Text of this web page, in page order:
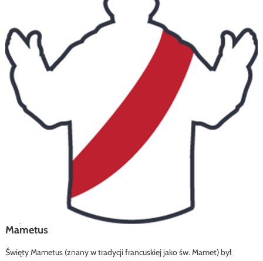
Mametus
Święty Mametus (znany w tradycji francuskiej jako św. Mamet) był